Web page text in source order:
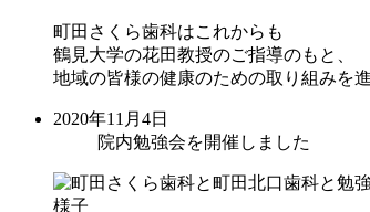
町田さくら歯科はこれからも
鶴見大学の花田教授のご指導のもと、
地域の皆様の健康のための取り組みを
2020年11月4日
院内勉強会を開催しました